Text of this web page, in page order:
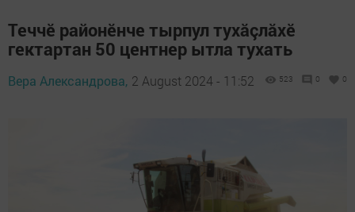
Теччӗ районӗнче тырпул тухăçлăхӗ
гектартан 50 центнер ытла тухать
Вера Александрова, 2 August 2024 - 11:52 523 0 0